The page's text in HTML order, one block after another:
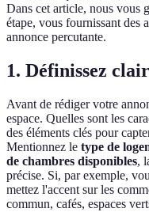
Dans cet article, nous vous
étape, vous fournissant des
annonce percutante.
1. Définissez
Avant de rédiger votre
espace. Quelles sont les
des éléments clés pour
Mentionnez le type de
de chambres disponibles,
précise. Si, par exemple,
mettez l'accent sur les
commun, cafés, espaces